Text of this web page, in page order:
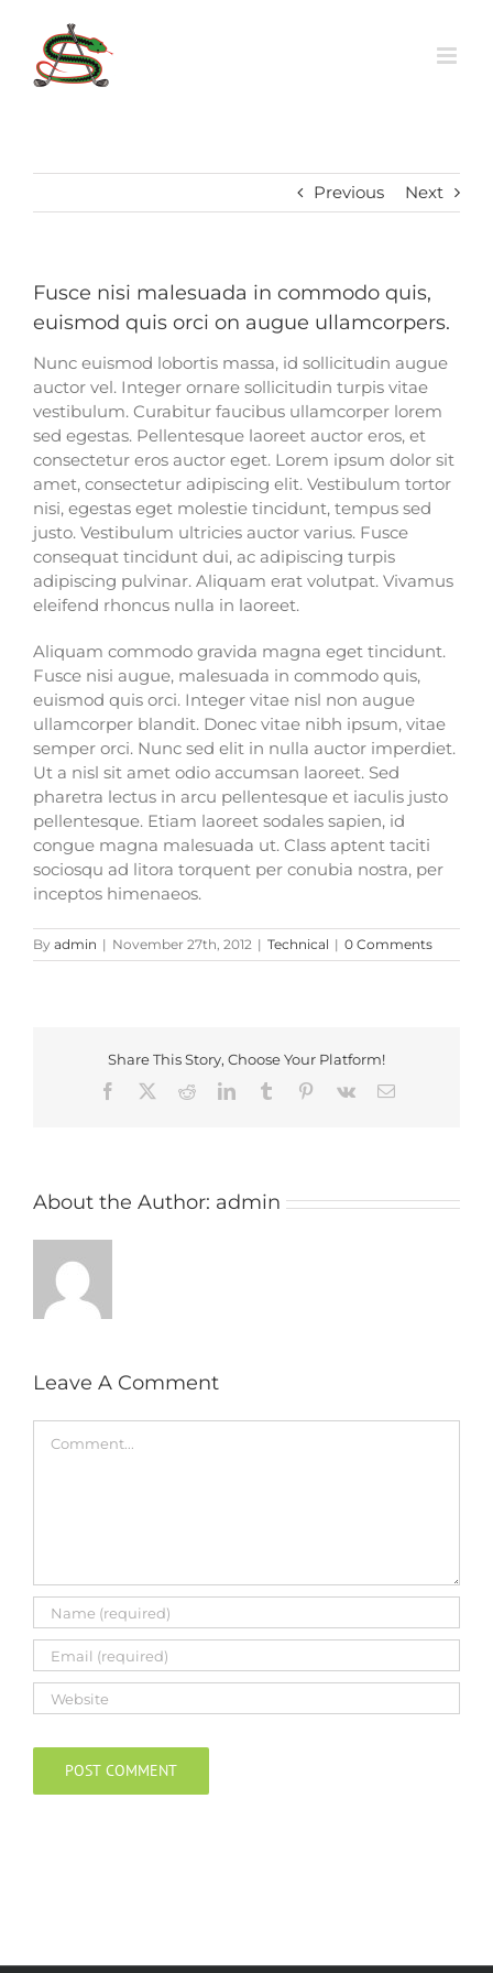
content
Previous Next
Fusce nisi malesuada in commodo quis,
euismod quis orci on augue ullamcorpers.
Nunc euismod lobortis massa, id sollicitudin augue
auctor vel. Integer ornare sollicitudin turpis vitae
vestibulum. Curabitur faucibus ullamcorper lorem
sed egestas. Pellentesque laoreet auctor eros, et
consectetur eros auctor eget. Lorem ipsum dolor sit
amet, consectetur adipiscing elit. Vestibulum tortor
nisi, egestas eget molestie tincidunt, tempus sed
justo. Vestibulum ultricies auctor varius. Fusce
consequat tincidunt dui, ac adipiscing turpis
adipiscing pulvinar. Aliquam erat volutpat. Vivamus
eleifend rhoncus nulla in laoreet.
Aliquam commodo gravida magna eget tincidunt.
Fusce nisi augue, malesuada in commodo quis,
euismod quis orci. Integer vitae nisl non augue
ullamcorper blandit. Donec vitae nibh ipsum, vitae
semper orci. Nunc sed elit in nulla auctor imperdiet.
Ut a nisl sit amet odio accumsan laoreet. Sed
pharetra lectus in arcu pellentesque et iaculis justo
pellentesque. Etiam laoreet sodales sapien, id
congue magna malesuada ut. Class aptent taciti
sociosqu ad litora torquent per conubia nostra, per
inceptos himenaeos.
By admin | November 27th, 2012 | Technical | 0 Comments
Share This Story, Choose Your Platform!
Facebook
RedditLinkedInTumblr Pinterest
Vk Email
About the Author: admin
Leave A Comment